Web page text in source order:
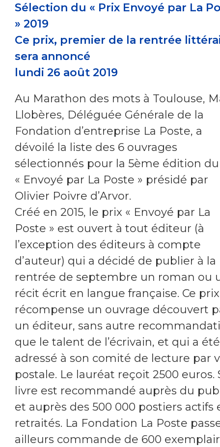
Sélection du « Prix Envoyé par La
» 2019
Ce prix, premier de la rentrée
sera annoncé
lundi 26 août 2019
Au Marathon des mots à Toulouse,
Llobères, Déléguée Générale de la
Fondation d’entreprise La Poste, a
dévoilé la liste des 6 ouvrages
sélectionnés pour la 5ème édition
« Envoyé par La Poste » présidé par
Olivier Poivre d’Arvor.
Créé en 2015, le prix « Envoyé par La
Poste » est ouvert à tout éditeur (à
l’exception des éditeurs à compte
d’auteur) qui a décidé de publier à la
rentrée de septembre un roman ou
récit écrit en langue française. Ce prix
récompense un ouvrage découvert
un éditeur, sans autre
que le talent de l’écrivain, et qui a été
adressé à son comité de lecture par
postale. Le lauréat reçoit 2500 euros.
livre est recommandé auprès du
et auprès des 500 000 postiers actifs
retraités. La Fondation La Poste
ailleurs commande de 600